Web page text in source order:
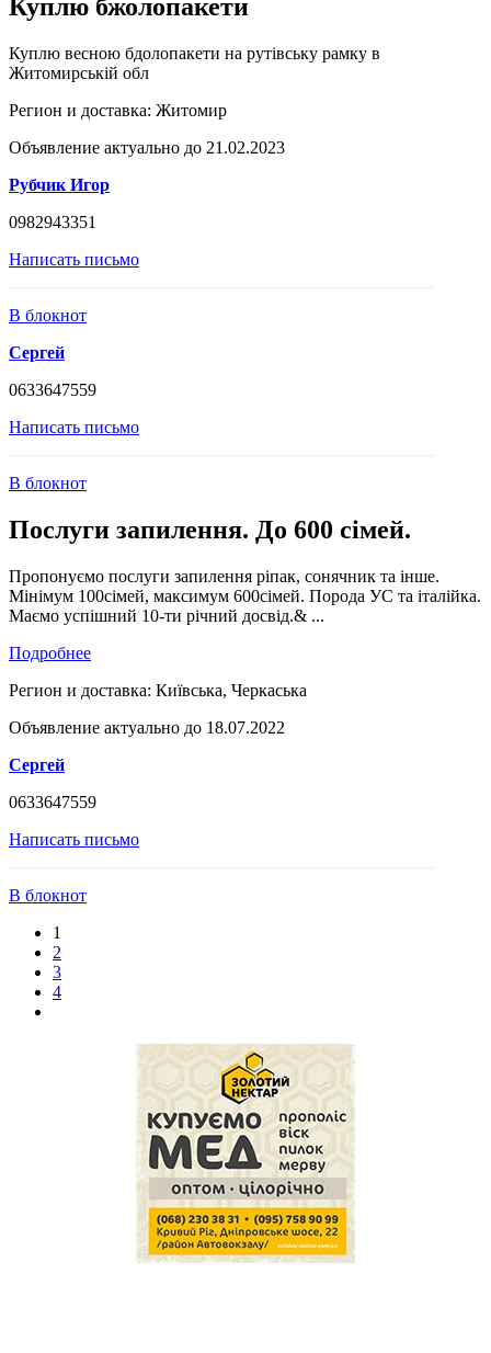
Куплю бжолопакети
Куплю весною бдолопакети на рутівську рамку в
Житомирській обл
Регион и доставка: Житомир
Объявление актуально до 21.02.2023
Рубчик Игор
0982943351
Написать письмо
В блокнот
Сергей
0633647559
Написать письмо
В блокнот
Послуги запилення. До 600 сімей.
Пропонуємо послуги запилення ріпак, сонячник та інше.
Мінімум 100сімей, максимум 600сімей. Порода УС та італійка.
Маємо успішний 10-ти річний досвід.& ...
Подробнее
Регион и доставка: Київська, Черкаська
Объявление актуально до 18.07.2022
Сергей
0633647559
Написать письмо
В блокнот
1
2
3
4